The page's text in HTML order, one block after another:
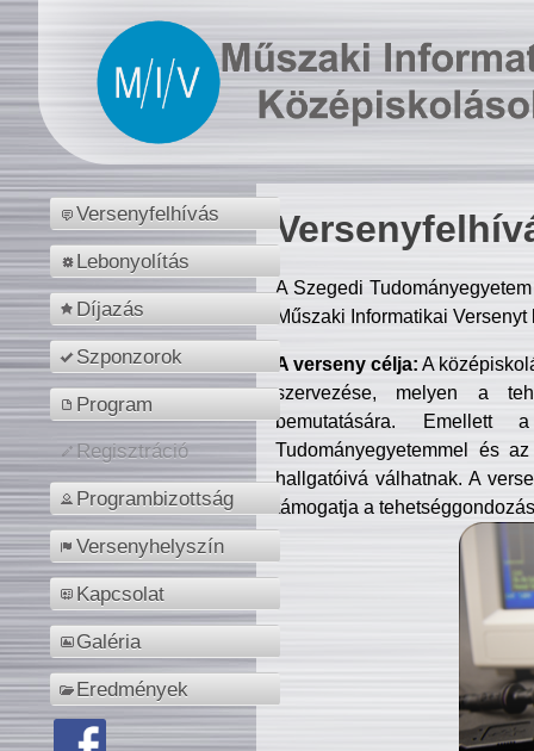
Versenyfelhívás
Lebonyolítás
Díjazás
Szponzorok
Program
Regisztráció
Programbizottság
Versenyhelyszín
Kapcsolat
Galéria
Eredmények
A Szegedi
Műszaki Informatikai
A verseny célja: A
szervezése, melyen a
bemutatására. Emellett
Tudományegyetemmel és
hallgatóivá válhatnak. A
támogatja a